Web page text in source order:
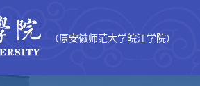
（原安徽师范大学皖江学院）